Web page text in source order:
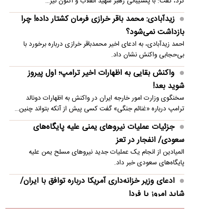
علت شنیده شدن صدای مهیب در آسمان مسکو
زیدآبادی: محمد باقر خرازی فرمان کشتار داده! چرا
بازداشت نمی‌شود؟
احمد زیدآبادی، به ادعای اخیر محمدباقر خرازی درباره برخورد با
بی‌حجابی واکنش نشان داد.
واکنش بقایی به اظهارات اخیر ترامپ؛ اول پیروز
شوید بعد!
سخنگوی وزارت امور خارجه ایران در واکنش به اظهارات دونالد
ترامپ درباره «غنائم جنگی» گفت کسی پیش از آنکه بتواند چنین…
جزئیات عملیات نیروهای یمنی علیه پایگاه‌های
سعودی/ انفجار در تعز
المیادین از انجام یک عملیات جدید نیروهای مسلح یمن علیه
پایگاه‌های سعودی خبر داد.
ادعای وزیر خزانه‌داری آمریکا درباره توافق با ایران/
شاید امروز یا فردا
وزیر خزانه‌داری آمریکا مدعی شد واشنگتن انتظار دارد در آینده